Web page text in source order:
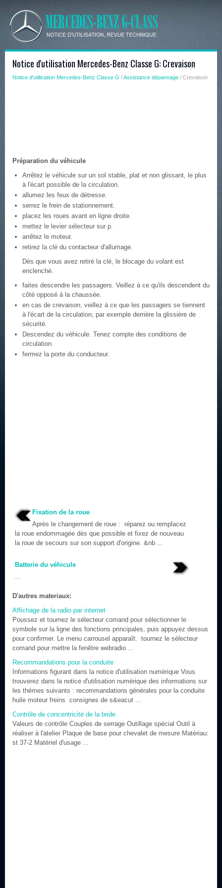
Notice d'utilisation Mercedes-Benz Classe G: Crevaison
Notice d'utilisation Mercedes-Benz Classe G /Assistance dépannage / Crevaison
Préparation du véhicule
Arrêtez le véhicule sur un sol stable, plat et non glissant, le plus
à l'écart possible de la circulation.
allumez les feux de détresse.
serrez le frein de stationnement.
placez les roues avant en ligne droite.
mettez le levier sélecteur sur p.
arrêtez le moteur.
retirez la clé du contacteur d'allumage.
Dès que vous avez retiré la clé, le blocage du volant est
enclenché.
faites descendre les passagers. Veillez à ce qu'ils descendent du
côté opposé à la chaussée.
en cas de crevaison, veillez à ce que les passagers se tiennent
à l'écart de la circulation, par exemple derrière la glissière de
sécurité.
Descendez du véhicule. Tenez compte des conditions de
circulation.
fermez la porte du conducteur.
Fixation de la roue
Après le changement de roue : réparez ou remplacez
la roue endommagée dès que possible et fixez de nouveau
la roue de secours sur son support d'origine. &nb ...
Batterie du véhicule
...
D'autres materiaux:
Affichage de la radio par internet
Poussez et tournez le sélecteur comand pour sélectionner le
symbole sur la ligne des fonctions principales, puis appuyez dessus
pour confirmer. Le menu carrousel apparaît. tournez le sélecteur
comand pour mettre la fenêtre webradio ...
Recommandations pour la conduite
Informations figurant dans la notice d'utilisation numérique Vous
trouverez dans la notice d'utilisation numérique des informations sur
les thèmes suivants : recommandations générales pour la conduite
huile moteur freins consignes de s&eacut ...
Contrôle de concentricité de la bride
Valeurs de contrôle Couples de serrage Outillage spécial Outil à
réaliser à l'atelier Plaque de base pour chevalet de mesure Matériau:
st 37-2 Matériel d'usage ...